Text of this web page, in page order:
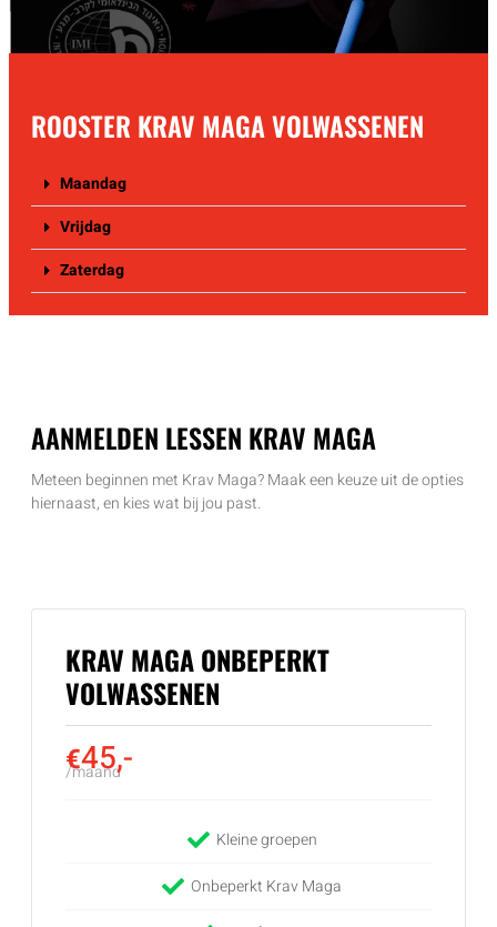
ROOSTER KRAV MAGA VOLWASSENEN
Maandag
Vrijdag
Zaterdag
AANMELDEN LESSEN KRAV MAGA
Meteen beginnen met Krav Maga? Maak een keuze uit de opties
hiernaast, en kies wat bij jou past.
KRAV MAGA ONBEPERKT
VOLWASSENEN
€45,-
/maand
Kleine groepen
Onbeperkt Krav Maga